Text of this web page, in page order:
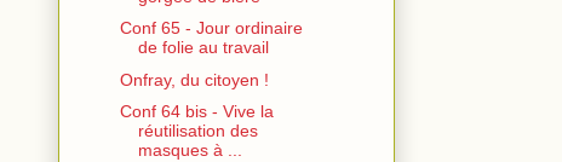
Conf 65 - Jour ordinaire
de folie au travail
Onfray, du citoyen !
Conf 64 bis - Vive la
réutilisation des
masques à ...